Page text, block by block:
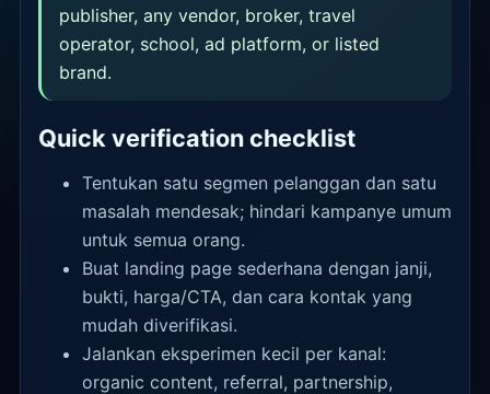
publisher, any vendor, broker, travel
operator, school, ad platform, or listed
brand.
Quick verification checklist
Tentukan satu segmen pelanggan dan satu
masalah mendesak; hindari kampanye umum
untuk semua orang.
Buat landing page sederhana dengan janji,
bukti, harga/CTA, dan cara kontak yang
mudah diverifikasi.
Jalankan eksperimen kecil per kanal:
organic content, referral, partnership,